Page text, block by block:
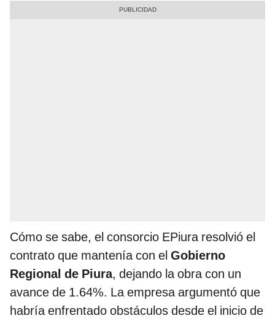
Cómo se sabe, el consorcio EPiura resolvió el
contrato que mantenía con el Gobierno
Regional de Piura, dejando la obra con un
avance de 1.64%. La empresa argumentó que
habría enfrentado obstáculos desde el inicio de